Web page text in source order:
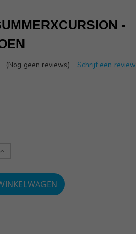
-
(Nog geen reviews) Schrijf een review
Verlaag